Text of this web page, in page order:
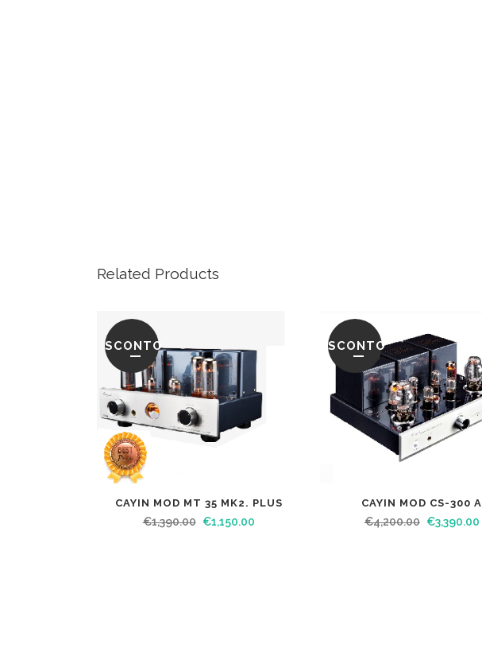
Related Products
SCONTO
CAYIN MOD MT 35 MK2. PLUS
€1,390.00 €1,150.00
SCONTO
CAYIN MOD CS-300 A
€4,200.00 €3,390.00